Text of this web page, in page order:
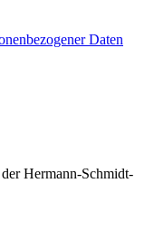
Daten
Hermann-Schmidt-